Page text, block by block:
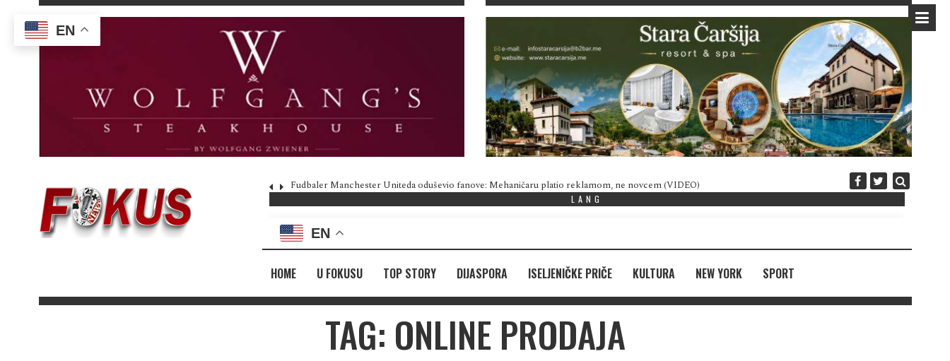
Fudbaler Manchester Uniteda oduševio fanove: Mehaničaru platio reklamom, ne novcem (VIDEO) Diplomatija po
LANG
EN
HOME U FOKUSU TOP STORY DIJASPORA ISELJENIČKE PRIČE KULTURA NEW YORK SPORT
TAG: ONLINE PRODAJA
EN